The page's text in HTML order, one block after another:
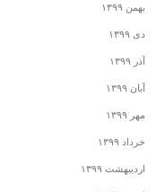
بهمن ۱۳۹۹
دی ۱۳۹۹
آذر ۱۳۹۹
آبان ۱۳۹۹
مهر ۱۳۹۹
خرداد ۱۳۹۹
اردیبهشت ۱۳۹۹